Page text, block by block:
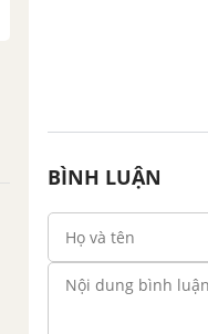
BÌNH LUẬN